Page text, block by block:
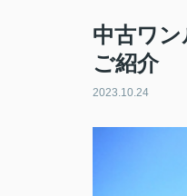
中古ワ
ご紹介
2023.10.24